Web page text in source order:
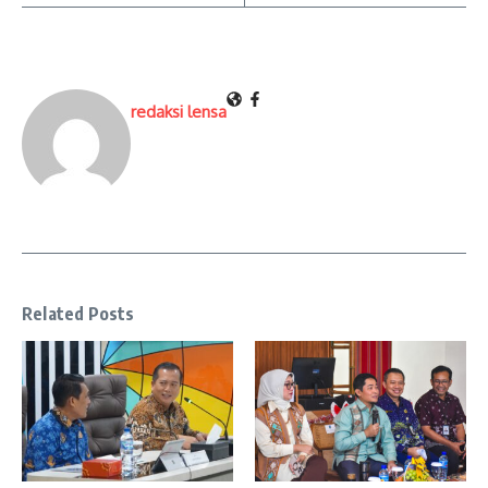
redaksi lensa
Related Posts